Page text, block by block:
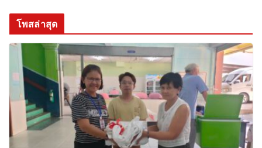
โพสล่าสุด